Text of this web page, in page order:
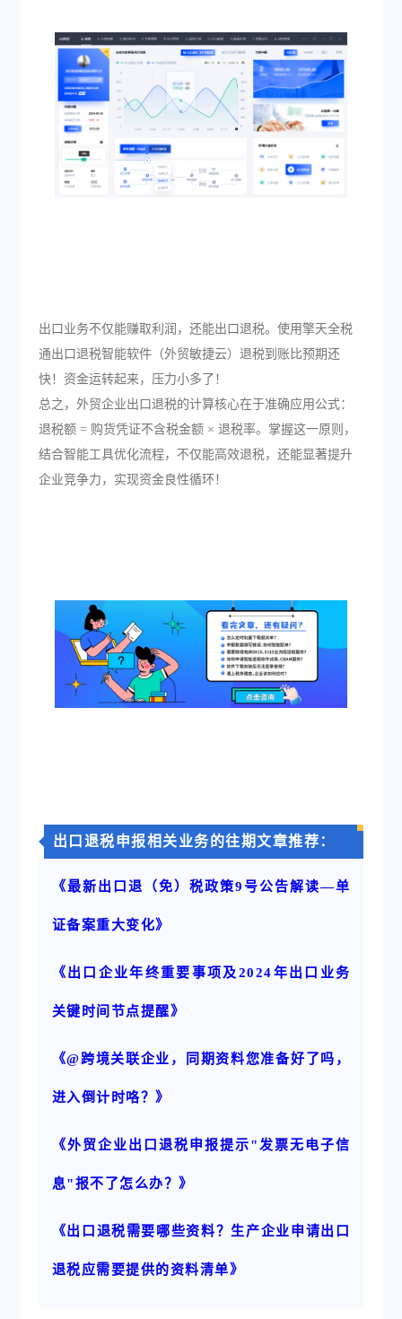
出口业务不仅能赚取利润，还能出口退税。使用擎天全税
通出口退税智能软件（外贸敏捷云）退税到账比预期还
快！资金运转起来，压力小多了！
总之，外贸企业出口退税的计算核心在于准确应用公式：
退税额 = 购货凭证不含税金额 × 退税率。掌握这一原则，
结合智能工具优化流程，不仅能高效退税，还能显著提升
企业竞争力，实现资金良性循环！
出口退税申报相关业务的往期文章推荐：
《最新出口退（免）税政策9号公告解读—单
证备案重大变化》
《出口企业年终重要事项及2024年出口业务
关键时间节点提醒》
《@跨境关联企业，同期资料您准备好了吗，
进入倒计时咯？》
《外贸企业出口退税申报提示"发票无电子信
息"报不了怎么办？》
《出口退税需要哪些资料？生产企业申请出口
退税应需要提供的资料清单》